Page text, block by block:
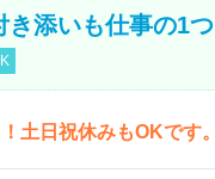
き添いも仕事の1つ
日祝休みもOKです。